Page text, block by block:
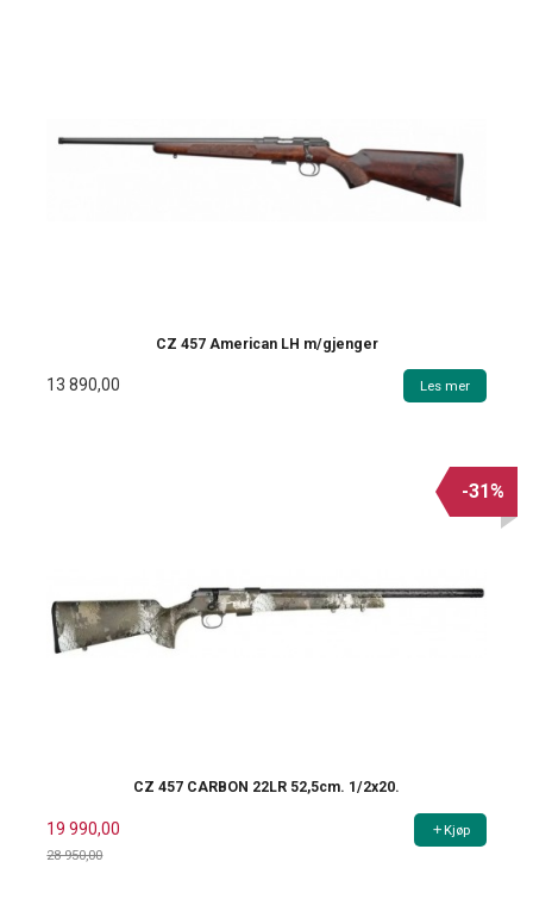
CZ 457 American LH m/gjenger
13 890,00 Les mer
CZ 457 CARBON 22LR 52,5cm. 1/2x20.
19 990,00
28 950,00
-31%
Kjøp